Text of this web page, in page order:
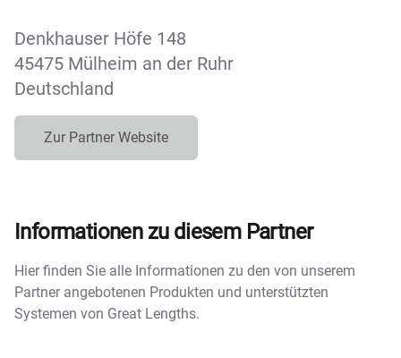
Denkhauser Höfe 148
45475 Mülheim an der Ruhr
Deutschland
Zur Partner Website
Informationen zu diesem Partner
Hier finden Sie alle Informationen zu den von unserem
Partner angebotenen Produkten und unterstützten
Systemen von Great Lengths.